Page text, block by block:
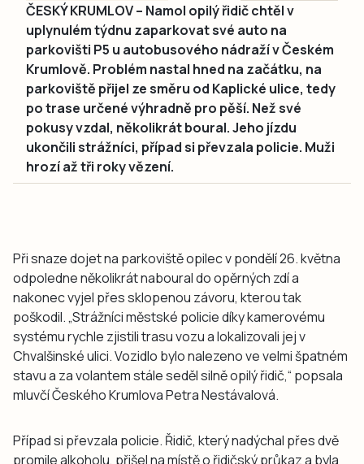
ČESKÝ KRUMLOV – Namol opilý řidič chtěl v
uplynulém týdnu zaparkovat své auto na
parkovišti P5 u autobusového nádraží v Českém
Krumlově. Problém nastal hned na začátku, na
parkoviště přijel ze směru od Kaplické ulice, tedy
po trase určené výhradně pro pěší. Než své
pokusy vzdal, několikrát boural. Jeho jízdu
ukončili strážníci, případ si převzala policie. Muži
hrozí až tři roky vězení.
Při snaze dojet na parkoviště opilec v pondělí 26. května
odpoledne několikrát naboural do opěrných zdí a
nakonec vyjel přes sklopenou závoru, kterou tak
poškodil. „Strážníci městské policie díky kamerovému
systému rychle zjistili trasu vozu a lokalizovali jej v
Chvalšinské ulici. Vozidlo bylo nalezeno ve velmi špatném
stavu a za volantem stále seděl silně opilý řidič,“ popsala
mluvčí Českého Krumlova Petra Nestávalová.
Případ si převzala policie. Řidič, který nadýchal přes dvě
promile alkoholu, přišel na místě o řidičský průkaz a byla